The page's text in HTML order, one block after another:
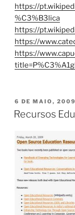
https://
%C3%B3lica
https://
https://
https://
PUBLICADO
EM
6 DE MAIO, 2009
Recursos